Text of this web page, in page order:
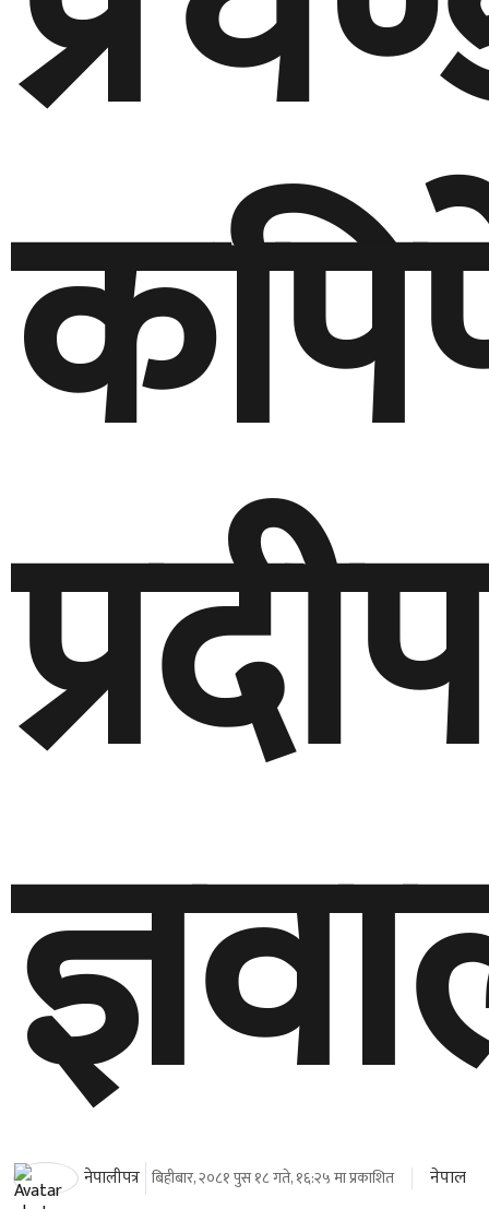
प्रदीप
नेपालीपत्र बिहीबार, २०८१ पुस १८ गते, १६:२५ मा प्रकाशित नेपाल